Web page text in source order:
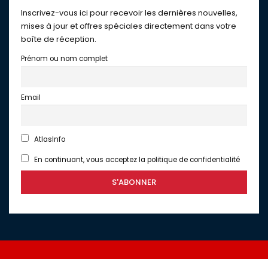
Inscrivez-vous ici pour recevoir les dernières nouvelles,
mises à jour et offres spéciales directement dans votre
boîte de réception.
Prénom ou nom complet
Email
AtlasInfo
En continuant, vous acceptez la politique de confidentialité